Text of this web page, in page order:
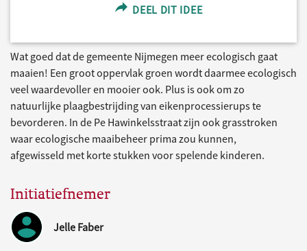
DEEL DIT IDEE
Wat goed dat de gemeente Nijmegen meer ecologisch gaat
maaien! Een groot oppervlak groen wordt daarmee ecologisch
veel waardevoller en mooier ook. Plus is ook om zo
natuurlijke plaagbestrijding van eikenprocessierups te
bevorderen. In de Pe Hawinkelsstraat zijn ook grasstroken
waar ecologische maaibeheer prima zou kunnen,
afgewisseld met korte stukken voor spelende kinderen.
Initiatiefnemer
Jelle Faber